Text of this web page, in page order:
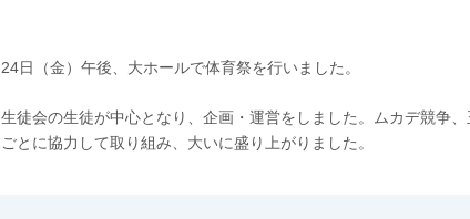
24日（金）午後、大ホールで体育祭を行いました。
生徒会の生徒が中心となり、企画・運営をしました。ムカデ競争
ごとに協力して取り組み、大いに盛り上がりました。